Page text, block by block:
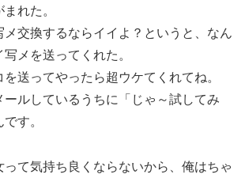
れた。
メ交換するならイイよ？というと、なん
メを送ってくれた。
送ってやったら超ウケてくれてね。
ールしているうちに「じゃ～試してみ
す。
って気持ち良くならないから、俺はちゃ